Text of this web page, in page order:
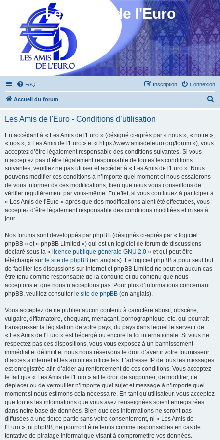
Les Amis de l'Euro
FAQ Connexion
Inscription
Accueil du forum
Les Amis de l'Euro - Conditions d’utilisation
En accédant à « Les Amis de l'Euro » (désigné ci-après par « nous », « notre »,
« nos », « Les Amis de l'Euro » et « https://www.amisdeleuro.org/forum »), vous
acceptez d’être légalement responsable des conditions suivantes. Si vous
n’acceptez pas d’être légalement responsable de toutes les conditions
suivantes, veuillez ne pas utiliser et accéder à « Les Amis de l'Euro ». Nous
pouvons modifier ces conditions à n’importe quel moment et nous essaierons
de vous informer de ces modifications, bien que nous vous conseillons de
vérifier régulièrement par vous-même. En effet, si vous continuez à participer à
« Les Amis de l'Euro » après que des modifications aient été effectuées, vous
acceptez d’être légalement responsable des conditions modifiées et mises à
jour.
Nos forums sont développés par phpBB (désignés ci-après par « logiciel
phpBB » et « phpBB Limited ») qui est un logiciel de forum de discussions
déclaré sous la « licence publique générale GNU 2.0 » et qui peut être
téléchargé sur le site de phpBB (en anglais). Le logiciel phpBB a pour seul but
de faciliter les discussions sur internet et phpBB Limited ne peut en aucun cas
être tenu comme responsable de la conduite et du contenu que nous
acceptons et que nous n’acceptons pas. Pour plus d’informations concernant
phpBB, veuillez consulter le site de phpBB (en anglais).
Vous acceptez de ne publier aucun contenu à caractère abusif, obscène,
vulgaire, diffamatoire, choquant, menaçant, pornographique, etc. qui pourrait
transgresser la législation de votre pays, du pays dans lequel le serveur de
« Les Amis de l'Euro » est hébergé ou encore la loi internationale. Si vous ne
respectez pas ces dispositions, vous vous exposez à un bannissement
immédiat et définitif et nous nous réservons le droit d’avertir votre fournisseur
d’accès à internet et les autorités officielles. L’adresse IP de tous les messages
est enregistrée afin d’aider au renforcement de ces conditions. Vous acceptez
le fait que « Les Amis de l'Euro » ait le droit de supprimer, de modifier, de
déplacer ou de verrouiller n’importe quel sujet et message à n’importe quel
moment si nous estimons cela nécessaire. En tant qu’utilisateur, vous acceptez
que toutes les informations que vous avez renseignées soient enregistrées
dans notre base de données. Bien que ces informations ne seront pas
diffusées à une tierce partie sans votre consentement, ni « Les Amis de
l'Euro », ni phpBB, ne pourront être tenus comme responsables en cas de
tentative de piratage informatique visant à compromettre vos données.